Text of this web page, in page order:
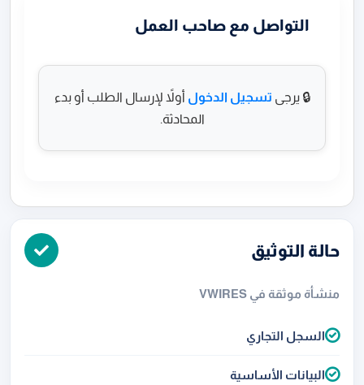
التواصل مع صاحب العمل
🔒 يرجى تسجيل الدخول أولاً لإرسال الطلب أو بدء
المحادثة.
حالة التوثيق
منشأة موثقة في VWIRES
السجل التجاري
البيانات الأساسية